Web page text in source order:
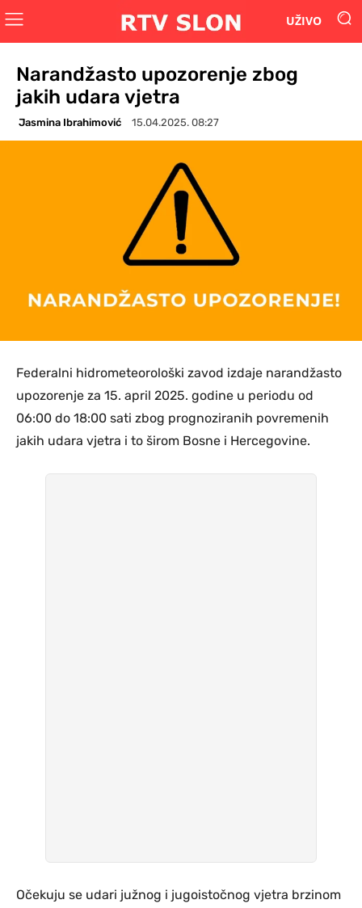
UŽIVO
Narandžasto upozorenje zbog
jakih udara vjetra
Jasmina Ibrahimović 15.04.2025. 08:27
Federalni hidrometeorološki zavod izdaje narandžasto
upozorenje za 15. april 2025. godine u periodu od
06:00 do 18:00 sati zbog prognoziranih povremenih
jakih udara vjetra i to širom Bosne i Hercegovine.
Očekuju se udari južnog i jugoistočnog vjetra brzinom